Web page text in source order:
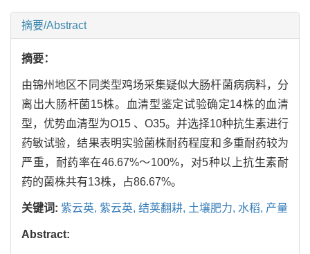
摘要/Abstract
摘要：
由锦州地区不同类型鸡场采集疑似大肠杆菌病病料，分
离出大肠杆菌15株。血清型鉴定试验确定14株的血清
型，优势血清型为O15 、O35。并选择10种抗生素进行
药敏试验，结果表明实验菌株耐药程度和多重耐药较为
严重，耐药率在46.67%～100%，对5种以上抗生素耐
药的菌株共有13株，占86.67%。
关键词: 紫云英, 紫云英, 结荚翻耕, 土壤肥力, 水稻, 产量
Abstract: